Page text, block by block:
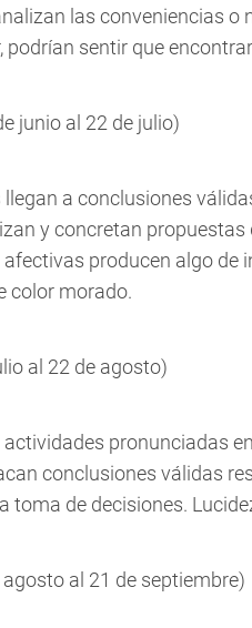
las conveniencias
podrían sentir que
junio al 22 de julio)
llegan a conclusiones
y concretan
producen algo de
color morado.
al 22 de agosto)
actividades pronunciadas
conclusiones válidas
toma de decisiones.
agosto al 21 de septiembre)